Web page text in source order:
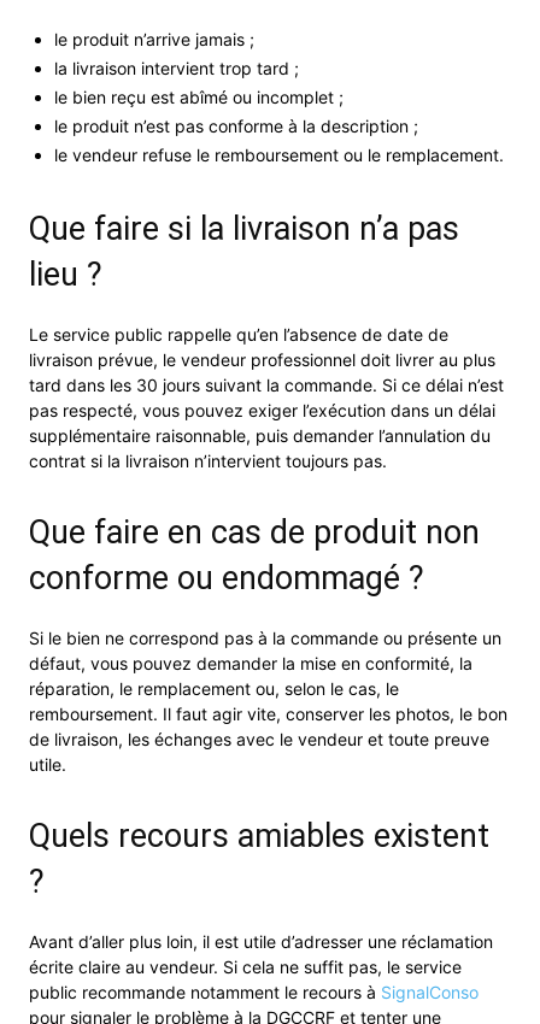
le produit n’arrive jamais ;
la livraison intervient trop tard ;
le bien reçu est abîmé ou incomplet ;
le produit n’est pas conforme à la description ;
le vendeur refuse le remboursement ou le remplacement.
Que faire si la livraison n’a pas
lieu ?
Le service public rappelle qu’en l’absence de date de
livraison prévue, le vendeur professionnel doit livrer au plus
tard dans les 30 jours suivant la commande. Si ce délai n’est
pas respecté, vous pouvez exiger l’exécution dans un délai
supplémentaire raisonnable, puis demander l’annulation du
contrat si la livraison n’intervient toujours pas.
Que faire en cas de produit non
conforme ou endommagé ?
Si le bien ne correspond pas à la commande ou présente un
défaut, vous pouvez demander la mise en conformité, la
réparation, le remplacement ou, selon le cas, le
remboursement. Il faut agir vite, conserver les photos, le bon
de livraison, les échanges avec le vendeur et toute preuve
utile.
Quels recours amiables existent
?
Avant d’aller plus loin, il est utile d’adresser une réclamation
écrite claire au vendeur. Si cela ne suffit pas, le service
public recommande notamment le recours à SignalConso
pour signaler le problème à la DGCCRF et tenter une